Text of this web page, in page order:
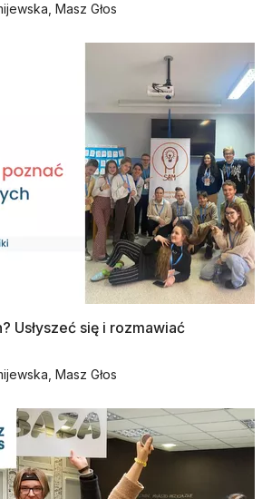
Masz Głos
Usłyszeć się i rozmawiać
Masz Głos